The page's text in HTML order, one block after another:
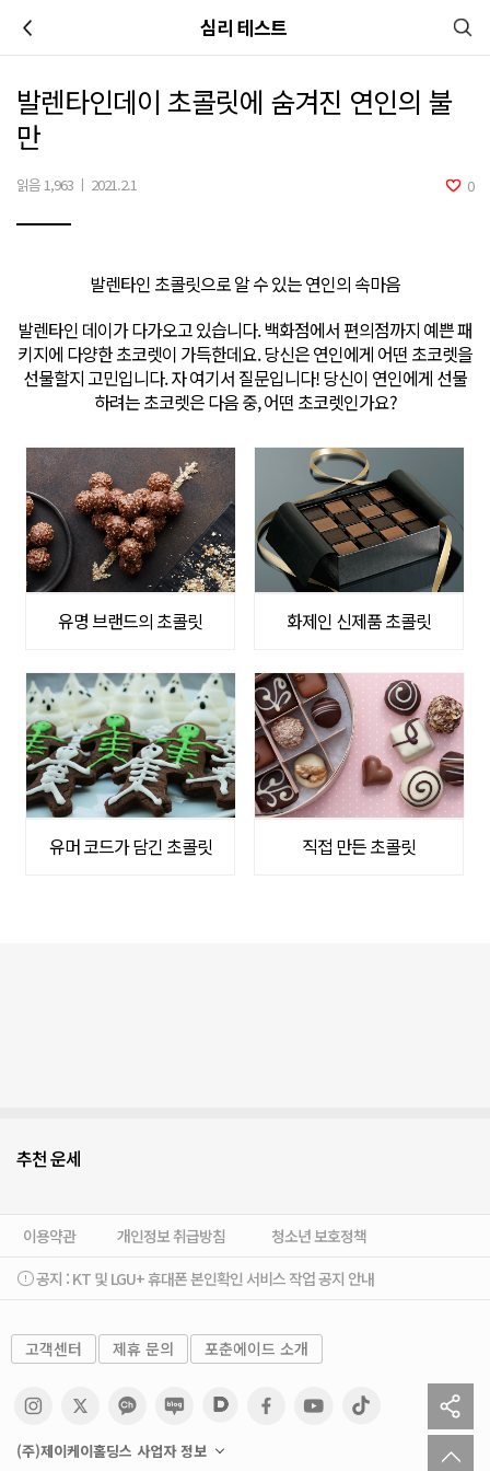
심리 테스트
발렌타인데이 초콜릿에 숨겨진 연인의 불
만
읽음 1,963 | 2021.2.1 0
발렌타인 초콜릿으로 알 수 있는 연인의 속마음
발렌타인 데이가 다가오고 있습니다. 백화점에서 편의점까지 예쁜 패
키지에 다양한 초코렛이 가득한데요. 당신은 연인에게 어떤 초코렛을
선물할지 고민입니다. 자 여기서 질문입니다! 당신이 연인에게 선물
하려는 초코렛은 다음 중, 어떤 초코렛인가요?
유명 브랜드의 초콜릿 화제인 신제품 초콜릿
유머 코드가 담긴 초콜릿 직접 만든 초콜릿
추천 운세
이용약관 개인정보 취급방침
청소년 보호정책
공지 : KT 및 LGU+ 휴대폰 본인확인 서비스 작업 공지 안내
고객센터 제휴 문의 포춘에이드 소개
(주)제이케이홀딩스 사업자 정보